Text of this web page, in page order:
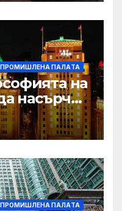
ПАЛAТА
на
насърчи
ПАЛAТА